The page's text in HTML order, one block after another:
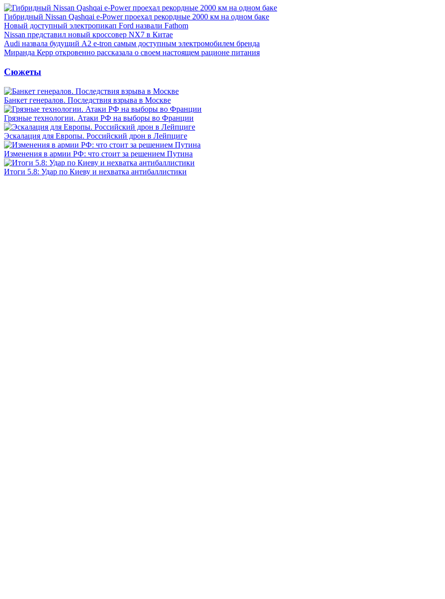
Гибридный Nissan Qashqai e-Power проехал рекордные 2000 км на одном баке
Новый доступный электропикап Ford назвали Fathom
Nissan представил новый кроссовер NX7 в Китае
Audi назвала будущий A2 e-tron самым доступным электромобилем бренда
Миранда Керр откровенно рассказала о своем настоящем рационе питания
Сюжеты
Банкет генералов. Последствия взрыва в Москве
Грязные технологии. Атаки РФ на выборы во Франции
Эскалация для Европы. Российский дрон в Лейпциге
Изменения в армии РФ: что стоит за решением Путина
Итоги 5.8: Удар по Киеву и нехватка антибаллистики